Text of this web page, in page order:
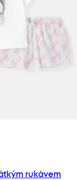
rukávem